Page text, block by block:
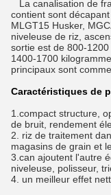
La canalisation de
contient sont
MLGT15 Husker,
niveleuse de riz,
sortie est de 800-
1400-1700
principaux sont
Caractéristiques de
1.compact structure,
de bruit, rendement
2. riz de traitement
magasins de grain et
3.can ajoutent l'autre
niveleuse, polisseur,
4. un meilleur effet